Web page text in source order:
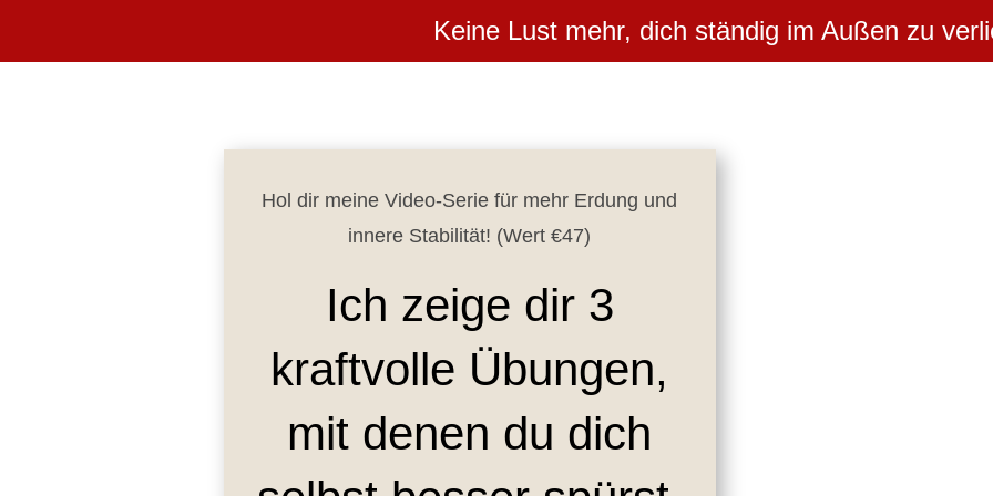
Keine Lust mehr, dich ständig im Außen zu
Hol dir meine Video-Serie für mehr Erdung und
innere Stabilität! (Wert €47)
Ich zeige dir 3
kraftvolle Übungen,
mit denen du dich